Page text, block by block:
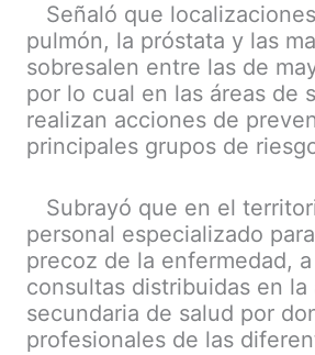
Señaló que
pulmón, la próstata y las
sobresalen entre las de
por lo cual en las áreas de
realizan acciones de
principales grupos de
Subrayó que en el
personal especializado
precoz de la enfermedad,
consultas distribuidas en la
secundaria de salud por
profesionales de las